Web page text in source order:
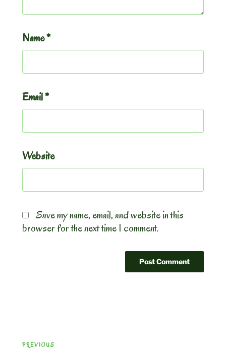
Name*
Email*
Website
Save my name, email, and website in this
browser for the next time I comment.
navigation
Previous
PREVIOUS